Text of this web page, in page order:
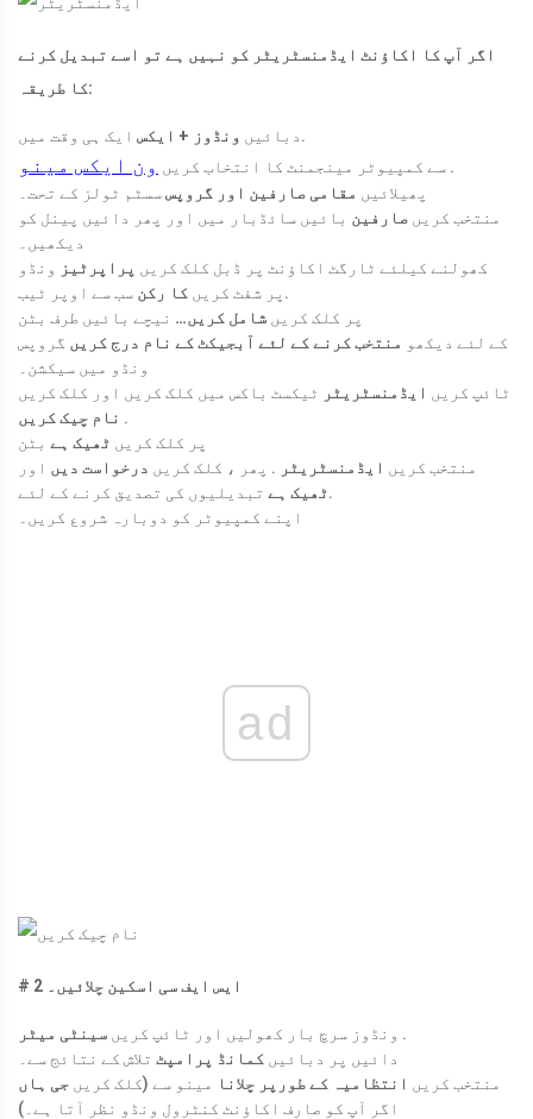
اگر آپ کا اکاؤنٹ ایڈمنسٹریٹر کو نہیں ہے تو اسے تبدیل کرنے
کا طریقہ:
دبائیں ونڈوز + ایکس
ایک ہی وقت میں.
سے کمپیوٹر مینجمنٹ کا انتخاب کریں ون ایکس مینو
.
پھیلائیں مقامی صارفین اور گروپسسسٹم ٹولز کے تحت۔
منتخب کریں صارفین بائیں سائڈبار میں اور پھر دائیں پینل کو
دیکھیں۔
کھولنے کیلئے ٹارگٹ اکاؤنٹ پر ڈبل کلک کریں پراپرٹیز ونڈو
پر شفٹ کریں کا رکن
سب سے اوپر ٹیب.
پر کلک کریں شامل کریں… نیچے بائیں طرف بٹن
کے لئے دیکھو منتخب کرنے کے لئے آبجیکٹ کے نام درج کریں گروپس
ونڈو میں سیکشن۔
ٹائپ کریں ایڈمنسٹریٹر
ٹیکسٹ باکس میں کلک کریں اور کلک کریں
نام چیک کریں .
پر کلک کریں ٹھیک ہے بٹن
منتخب کریں ایڈمنسٹریٹر . پھر ، کلک کریں درخواست دیں اور
ٹھیک ہےتبدیلیوں کی تصدیق کرنے کے لئے.
اپنے کمپیوٹر کو دوبارہ شروع کریں۔
ad
# 2 ایس ایف سی اسکین چلائیں۔
ونڈوز سرچ بار کھولیں اور ٹائپ کریں سینٹی میٹر
.
دائیں پر دبائیں کمانڈ پرامپٹ تلاش کے نتائج سے۔
منتخب کریں انتظامیہ کے طورپر چلانا مینو سے (کلک کریں جی ہاں
اگر آپ کو صارف اکاؤنٹ کنٹرول ونڈو نظر آتا ہے۔)